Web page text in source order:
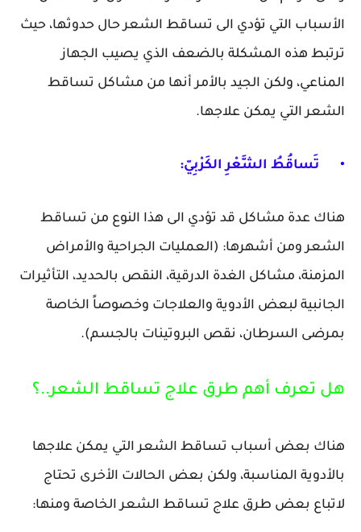
الأسباب التي تؤدي الى تساقط الشعر حال حدوثها، حيث
ترتبط هذه المشكلة بالضعف الذي يصيب الجهاز
المناعي، ولكن الجيد بالأمر أنها من مشاكل تساقط
الشعر التي يمكن علاجها.
• تَساقُطُ الشَّعْرِ الكَرْبِيّ:
هناك عدة مشاكل قد تؤدي الى هذا النوع من تساقط
الشعر ومن أشهرها: (العمليات الجراحية والأمراض
المزمنة، مشاكل الغدة الدرقية، النقص بالحديد، التأثيرات
الجانبية لبعض الأدوية والعلاجات وخصوصاً الخاصة
بمرضى السرطان، نقص البروتينات بالجسم).
هل تعرف أهم طرق علاج تساقط الشعر..؟
هناك بعض أسباب تساقط الشعر التي يمكن علاجها
بالأدوية المناسبة، ولكن بعض الحالات الأخرى تحتاج
لاتباع بعض طرق علاج تساقط الشعر الخاصة ومنها: